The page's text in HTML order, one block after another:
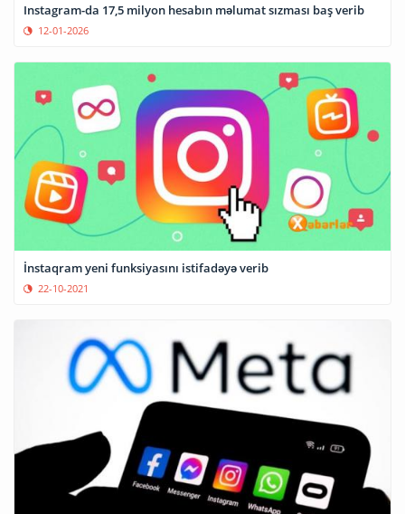
Instagram-da 17,5 milyon hesabın məlumat sızması baş verib
12-01-2026
İnstaqram yeni funksiyasını istifadəyə verib
22-10-2021